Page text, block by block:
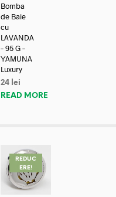
Bomba
de Baie
cu
LAVANDA
– 95 G –
YAMUNA
Luxury
24 lei
READ MORE
REDUC
ERE!